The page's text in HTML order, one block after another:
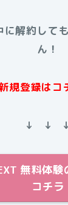
に解約して
ん！
規登録はコ
↓ ↓ ↓
無料体験
コチラ